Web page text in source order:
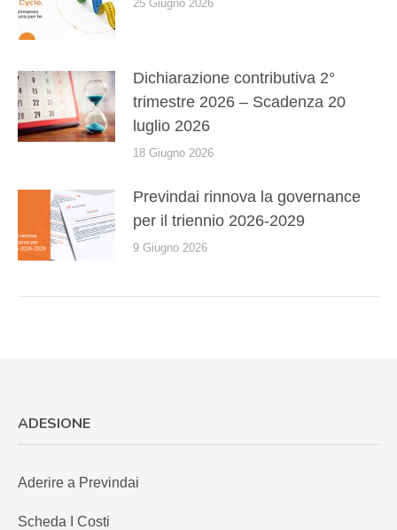
25 Giugno 2026
Dichiarazione contributiva 2°
trimestre 2026 – Scadenza 20
luglio 2026
18 Giugno 2026
Previndai rinnova la governance
per il triennio 2026-2029
9 Giugno 2026
ADESIONE
Aderire a Previndai
Scheda I Costi